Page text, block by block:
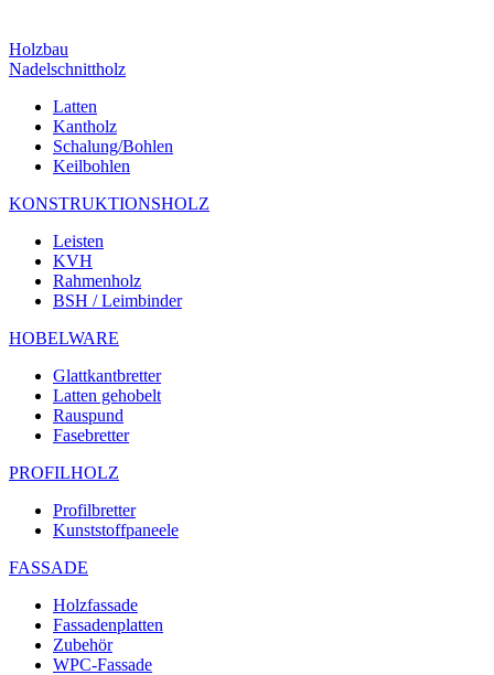
Holzbau
Nadelschnittholz
Latten
Kantholz
Schalung/Bohlen
Keilbohlen
KONSTRUKTIONSHOLZ
Leisten
KVH
Rahmenholz
BSH / Leimbinder
HOBELWARE
Glattkantbretter
Latten gehobelt
Rauspund
Fasebretter
PROFILHOLZ
Profilbretter
Kunststoffpaneele
FASSADE
Holzfassade
Fassadenplatten
Zubehör
WPC-Fassade